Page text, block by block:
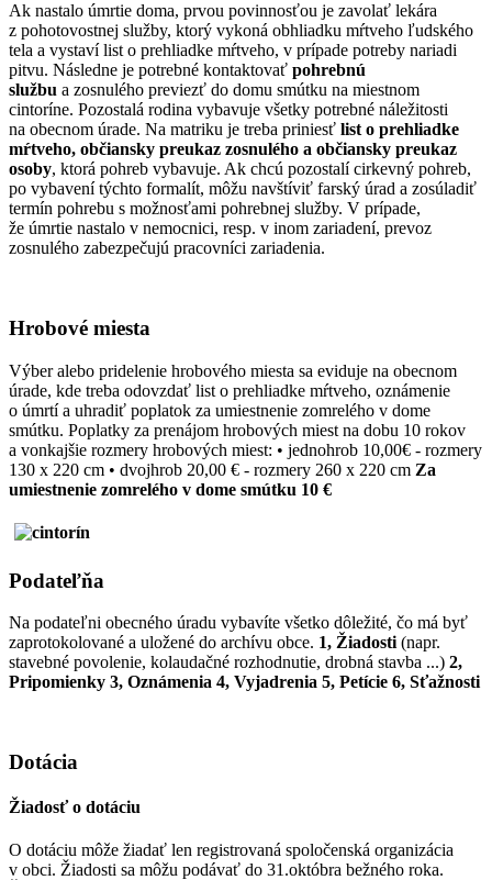
Ak nastalo úmrtie doma, prvou povinnosťou je zavolať lekára
z pohotovostnej služby, ktorý vykoná obhliadku mŕtveho ľudského
tela a vystaví list o prehliadke mŕtveho, v prípade potreby nariadi
pitvu. Následne je potrebné kontaktovať pohrebnú
službu a zosnulého previezť do domu smútku na miestnom
cintoríne. Pozostalá rodina vybavuje všetky potrebné náležitosti
na obecnom úrade. Na matriku je treba priniesť list o prehliadke
mŕtveho, občiansky preukaz zosnulého a občiansky preukaz
osoby, ktorá pohreb vybavuje. Ak chcú pozostalí cirkevný pohreb,
po vybavení týchto formalít, môžu navštíviť farský úrad a zosúladiť
termín pohrebu s možnosťami pohrebnej služby. V prípade,
že úmrtie nastalo v nemocnici, resp. v inom zariadení, prevoz
zosnulého zabezpečujú pracovníci zariadenia.
Hrobové miesta
Výber alebo pridelenie hrobového miesta sa eviduje na obecnom
úrade, kde treba odovzdať list o prehliadke mŕtveho, oznámenie
o úmrtí a uhradiť poplatok za umiestnenie zomrelého v dome
smútku. Poplatky za prenájom hrobových miest na dobu 10 rokov
a vonkajšie rozmery hrobových miest: • jednohrob 10,00€ - rozmery
130 x 220 cm • dvojhrob 20,00 € - rozmery 260 x 220 cm Za
umiestnenie zomrelého v dome smútku 10 €
Podateľňa
Na podateľni obecného úradu vybavíte všetko dôležité, čo má byť
zaprotokolované a uložené do archívu obce. 1, Žiadosti (napr.
stavebné povolenie, kolaudačné rozhodnutie, drobná stavba ...) 2,
Pripomienky 3, Oznámenia 4, Vyjadrenia 5, Petície 6, Sťažnosti
Dotácia
Žiadosť o dotáciu
O dotáciu môže žiadať len registrovaná spoločenská organizácia
v obci. Žiadosti sa môžu podávať do 31.októbra bežného roka.